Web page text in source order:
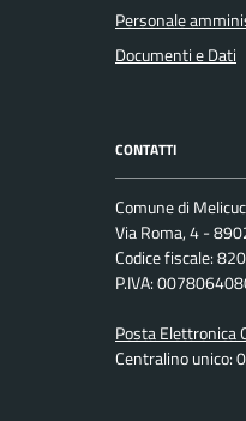
Personale
Documenti e Dati
CONTATTI
Comune di
Via Roma, 4 -
Codice fiscale:
P.IVA:
Posta Elettronica
Centralino unico: